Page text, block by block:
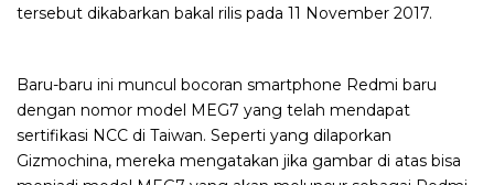
tersebut dikabarkan bakal rilis pada 11 November 2017.
Baru-baru ini muncul bocoran smartphone Redmi baru
dengan nomor model MEG7 yang telah mendapat
sertifikasi NCC di Taiwan. Seperti yang dilaporkan
Gizmochina, mereka mengatakan jika gambar di atas bisa